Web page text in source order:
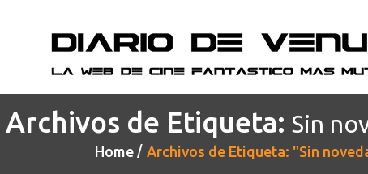
Archivos de Etiqueta: Sin
Home Archivos de Etiqueta: "Sin